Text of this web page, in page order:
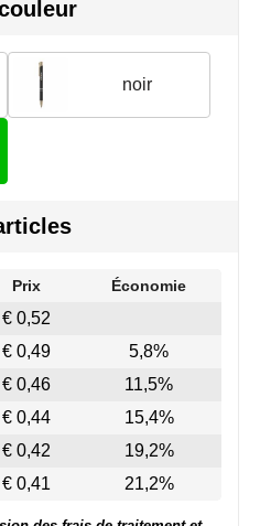
noir
Prix Économie
€ 0,52
€ 0,49
5,8%
€ 0,46
11,5%
€ 0,44
15,4%
€ 0,42
19,2%
€ 0,41 21,2%